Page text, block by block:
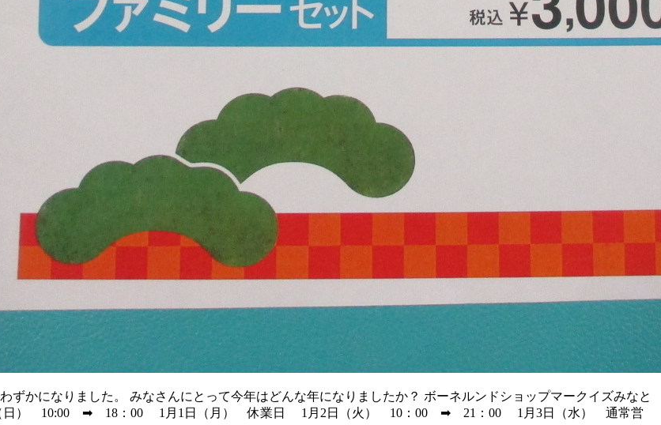
かになりました。 みなさんにとって今年はどんな年になりましたか？ ボーネルンドショップマークイズみなと
日（日） 10:00 ➡ 18：00 1月1日（月） 休業日 1月2日（火） 10：00 ➡ 21：00 1月3日（水） 通常営